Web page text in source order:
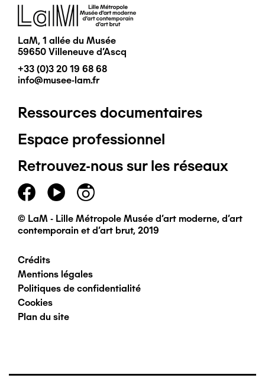
Image
LaM, 1 allée du Musée
59650 Villeneuve d'Ascq
+33 (0)3 20 19 68 68
info@musee-lam.fr
Pied
de
page
principal
Ressources documentaires
Espace professionnel
Retrouvez-nous sur les réseaux
© LaM - Lille Métropole Musée d'art moderne, d'art
contemporain et d'art brut, 2019
Pied
de
page
Crédits
Mentions légales
Politiques de confidentialité
Cookies
Plan du site